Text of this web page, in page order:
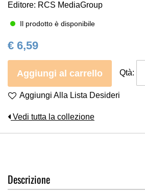
Editore: RCS MediaGroup
Il prodotto è disponibile
€ 6,59
Aggiungi al carrello Qtà:
Aggiungi Alla Lista Desideri
Vedi tutta la collezione
Descrizione